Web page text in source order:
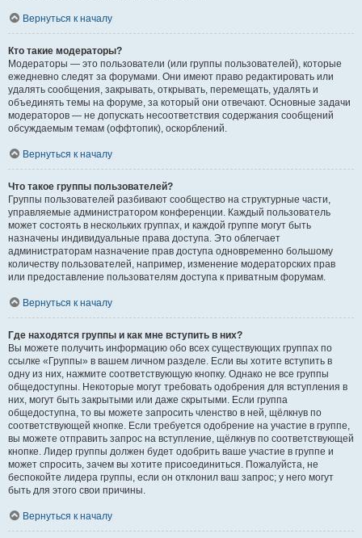
Вернуться к началу
Кто такие модераторы?
Модераторы — это пользователи (или группы пользователей), которые
ежедневно следят за форумами. Они имеют право редактировать или
удалять сообщения, закрывать, открывать, перемещать, удалять и
объединять темы на форуме, за который они отвечают. Основные задачи
модераторов — не допускать несоответствия содержания сообщений
обсуждаемым темам (оффтопик), оскорблений.
Вернуться к началу
Что такое группы пользователей?
Группы пользователей разбивают сообщество на структурные части,
управляемые администратором конференции. Каждый пользователь
может состоять в нескольких группах, и каждой группе могут быть
назначены индивидуальные права доступа. Это облегчает
администраторам назначение прав доступа одновременно большому
количеству пользователей, например, изменение модераторских прав
или предоставление пользователям доступа к приватным форумам.
Вернуться к началу
Где находятся группы и как мне вступить в них?
Вы можете получить информацию обо всех существующих группах по
ссылке «Группы» в вашем личном разделе. Если вы хотите вступить в
одну из них, нажмите соответствующую кнопку. Однако не все группы
общедоступны. Некоторые могут требовать одобрения для вступления в
них, могут быть закрытыми или даже скрытыми. Если группа
общедоступна, то вы можете запросить членство в ней, щёлкнув по
соответствующей кнопке. Если требуется одобрение на участие в группе,
вы можете отправить запрос на вступление, щёлкнув по соответствующей
кнопке. Лидер группы должен будет одобрить ваше участие в группе и
может спросить, зачем вы хотите присоединиться. Пожалуйста, не
беспокойте лидера группы, если он отклонил ваш запрос; у него могут
быть для этого свои причины.
Вернуться к началу